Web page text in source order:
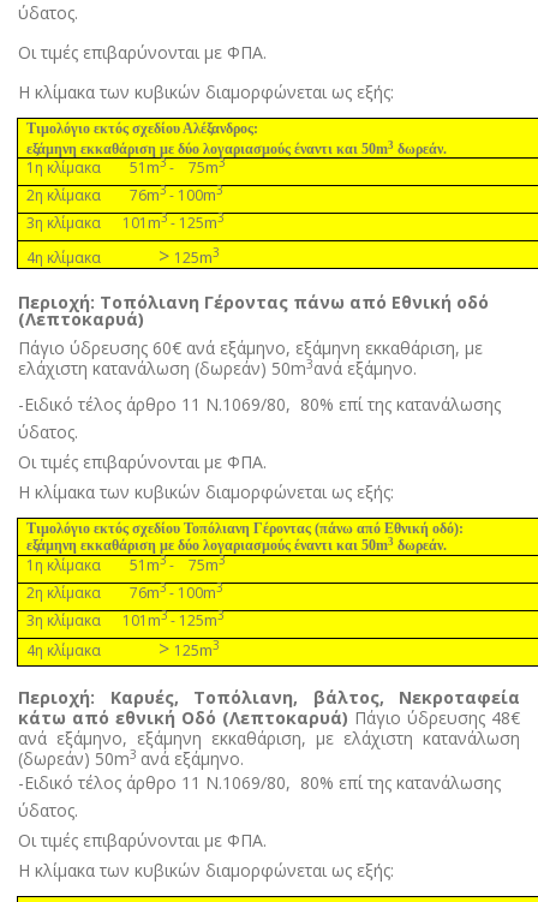
ύδατος.
Οι τιµές επιβαρύνονται µε ΦΠΑ.
Η κλίµακα των κυβικών διαµορφώνεται ως εξής:
Τιµολόγιο εκτός σχεδίου Αλέξανδρος:
εξάµηνη εκκαθάριση µε δύο λογαριασµούς έναντι και 50m3 δωρεάν.
1η κλίµακα 51 m3- 75m3
2η κλίµακα 76m3- 100m3
3η κλίµακα 101 m3- 125m3
4η κλίµακα > 125m3
Περιοχή: Τοπόλιανη Γέροντας πάνω από Εθνική οδό
(Λεπτοκαρυά)
Πάγιο ύδρευσης 60€ ανά εξάµηνο, εξάµηνη εκκαθάριση, µε
ελάχιστη κατανάλωση (δωρεάν) 50m3ανά εξάµηνο.
-Ειδικό τέλος άρθρο 11 Ν.1069/80, 80% επί της κατανάλωσης
ύδατος.
Οι τιµές επιβαρύνονται µε ΦΠΑ.
Η κλίµακα των κυβικών διαµορφώνεται ως εξής:
Τιµολόγιο εκτός σχεδίου Τοπόλιανη Γέροντας (πάνω από Εθνική οδό):
εξάµηνη εκκαθάριση µε δύο λογαριασµούς έναντι και 50m3 δωρεάν.
1η κλίµακα 51 m3- 75m3
2η κλίµακα 76m3- 100m3
3η κλίµακα 101 m3- 125m3
4η κλίµακα > 125m3
Περιοχή: Καρυές, Τοπόλιανη, βάλτος, Νεκροταφεία
κάτω από εθνική Οδό (Λεπτοκαρυά) Πάγιο ύδρευσης 48€
ανά εξάµηνο, εξάµηνη εκκαθάριση, µε ελάχιστη κατανάλωση
(δωρεάν) 50m3 ανά εξάµηνο.
-Ειδικό τέλος άρθρο 11 Ν.1069/80, 80% επί της κατανάλωσης
ύδατος.
Οι τιµές επιβαρύνονται µε ΦΠΑ.
Η κλίµακα των κυβικών διαµορφώνεται ως εξής: